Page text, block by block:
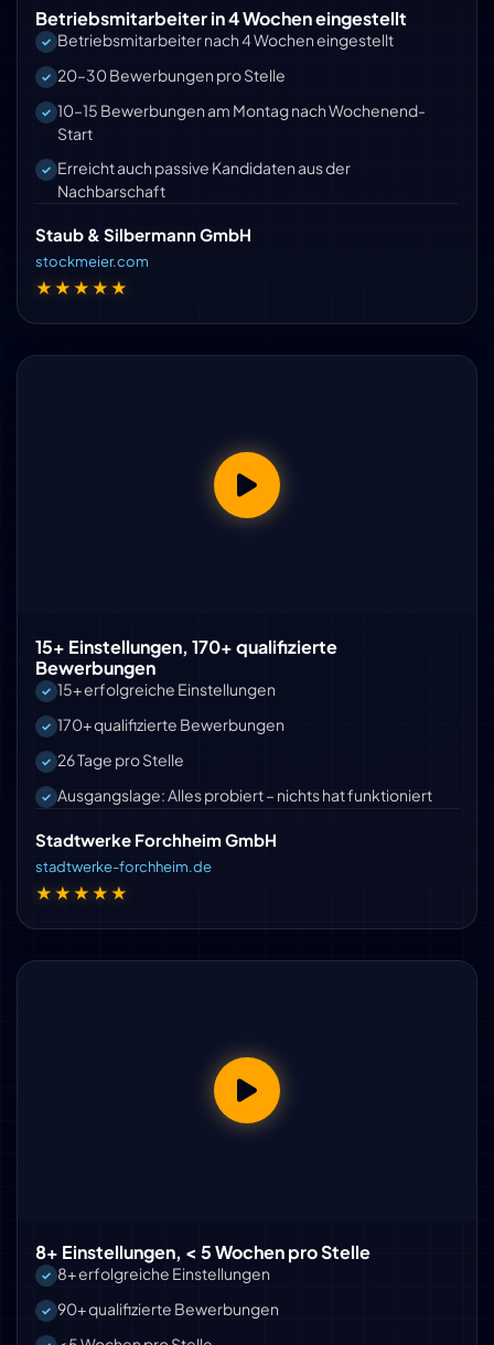
Betriebsmitarbeiter in 4 Wochen eingestellt
Betriebsmitarbeiter nach 4 Wochen eingestellt
20–30 Bewerbungen pro Stelle
10–15 Bewerbungen am Montag nach Wochenend-
Start
Erreicht auch passive Kandidaten aus der
Nachbarschaft
Staub & Silbermann GmbH
stockmeier.com
★★★★★
15+ Einstellungen, 170+ qualifizierte
Bewerbungen
15+ erfolgreiche Einstellungen
170+ qualifizierte Bewerbungen
26 Tage pro Stelle
Ausgangslage: Alles probiert – nichts hat funktioniert
Stadtwerke Forchheim GmbH
stadtwerke-forchheim.de
★★★★★
8+ Einstellungen, < 5 Wochen pro Stelle
8+ erfolgreiche Einstellungen
90+ qualifizierte Bewerbungen